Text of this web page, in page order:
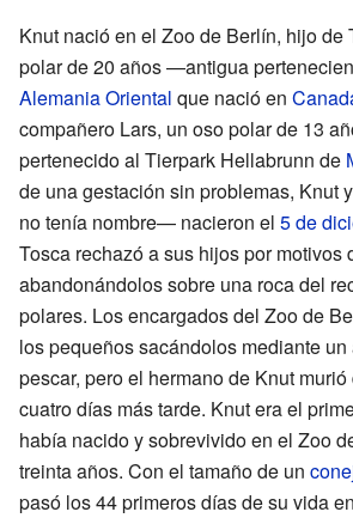
Knut nació en el Zoo de Berlín, hijo de
polar de 20 años —antigua
Alemania Oriental que nació en
compañero Lars, un oso polar de 13
pertenecido al Tierpark Hellabrunn de
de una gestación sin problemas, Knut
no tenía nombre— nacieron el 5 de
Tosca rechazó a sus hijos por motivos
abandonándolos sobre una roca del
polares. Los encargados del Zoo de
los pequeños sacándolos mediante
pescar, pero el hermano de Knut
cuatro días más tarde. Knut era el
había nacido y sobrevivido en el Zoo
treinta años. Con el tamaño de un
pasó los 44 primeros días de su vida